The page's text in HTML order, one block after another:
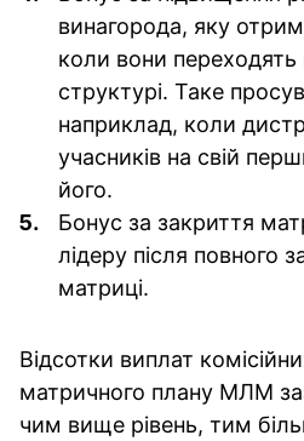
винагорода, яку
коли вони
структурі. Таке
наприклад, коли
учасників на свій
його.
Бонус за закриття
лідеру після повного
матриці.
Відсотки виплат
матричного плану МЛМ
чим вище рівень, тим